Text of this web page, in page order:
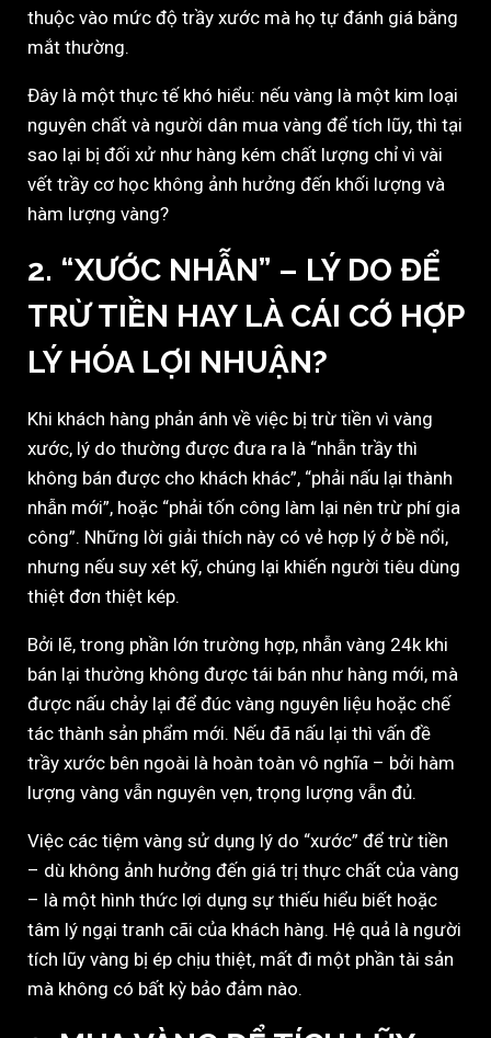
thuộc vào mức độ trầy xước mà họ tự đánh giá bằng
mắt thường.
Đây là một thực tế khó hiểu: nếu vàng là một kim loại
nguyên chất và người dân mua vàng để tích lũy, thì tại
sao lại bị đối xử như hàng kém chất lượng chỉ vì vài
vết trầy cơ học không ảnh hưởng đến khối lượng và
hàm lượng vàng?
2. “XƯỚC NHẪN” – LÝ DO ĐỂ
TRỪ TIỀN HAY LÀ CÁI CỚ HỢP
LÝ HÓA LỢI NHUẬN?
Khi khách hàng phản ánh về việc bị trừ tiền vì vàng
xước, lý do thường được đưa ra là “nhẫn trầy thì
không bán được cho khách khác”, “phải nấu lại thành
nhẫn mới”, hoặc “phải tốn công làm lại nên trừ phí gia
công”. Những lời giải thích này có vẻ hợp lý ở bề nổi,
nhưng nếu suy xét kỹ, chúng lại khiến người tiêu dùng
thiệt đơn thiệt kép.
Bởi lẽ, trong phần lớn trường hợp, nhẫn vàng 24k khi
bán lại thường không được tái bán như hàng mới, mà
được nấu chảy lại để đúc vàng nguyên liệu hoặc chế
tác thành sản phẩm mới. Nếu đã nấu lại thì vấn đề
trầy xước bên ngoài là hoàn toàn vô nghĩa – bởi hàm
lượng vàng vẫn nguyên vẹn, trọng lượng vẫn đủ.
Việc các tiệm vàng sử dụng lý do “xước” để trừ tiền
– dù không ảnh hưởng đến giá trị thực chất của vàng
– là một hình thức lợi dụng sự thiếu hiểu biết hoặc
tâm lý ngại tranh cãi của khách hàng. Hệ quả là người
tích lũy vàng bị ép chịu thiệt, mất đi một phần tài sản
mà không có bất kỳ bảo đảm nào.